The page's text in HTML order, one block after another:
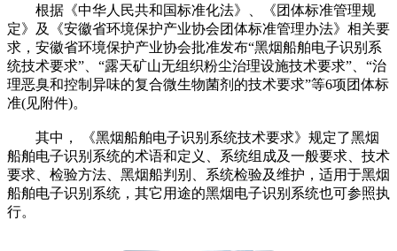
根据《中华人民共和国标准化法》、《团体标准管理规
定》及《安徽省环境保护产业协会团体标准管理办法》相关要
求，安徽省环境保护产业协会批准发布“黑烟船舶电子识别系
统技术要求”、“露天矿山无组织粉尘治理设施技术要求”、“治
理恶臭和控制异味的复合微生物菌剂的技术要求”等6项团体标
准(见附件)。
其中， 《黑烟船舶电子识别系统技术要求》规定了黑烟
船舶电子识别系统的术语和定义、系统组成及一般要求、技术
要求、检验方法、黑烟船判别、系统检验及维护，适用于黑烟
船舶电子识别系统，其它用途的黑烟电子识别系统也可参照执
行。